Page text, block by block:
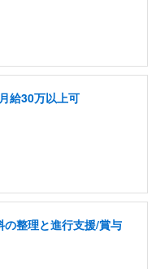
給30万以上可
整理と進行支援/賞与